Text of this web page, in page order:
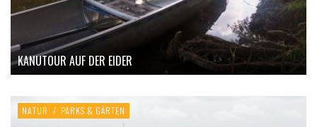
KANUTOUR AUF DER EIDER
NATUR / PARKS & GÄRTEN